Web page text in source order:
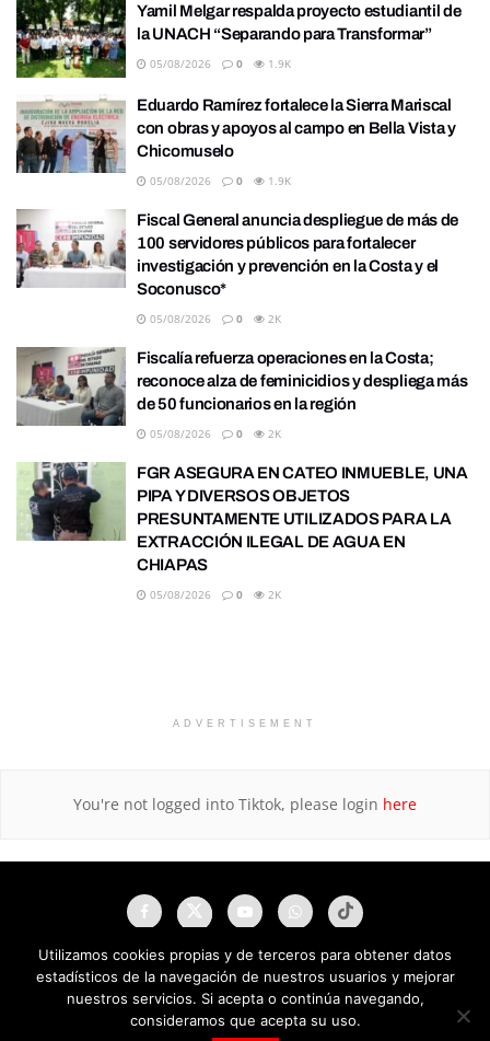
Yamil Melgar respalda proyecto estudiantil de
la UNACH “Separando para Transformar”
05/08/2026 0 1.9K
Eduardo Ramírez fortalece la Sierra Mariscal
con obras y apoyos al campo en Bella Vista y
Chicomuselo
05/08/2026 0 1.9K
Fiscal General anuncia despliegue de más de
100 servidores públicos para fortalecer
investigación y prevención en la Costa y el
Soconusco*
05/08/2026 0 2K
Fiscalía refuerza operaciones en la Costa;
reconoce alza de feminicidios y despliega más
de 50 funcionarios en la región
05/08/2026 0 2K
FGR ASEGURA EN CATEO INMUEBLE, UNA
PIPA Y DIVERSOS OBJETOS
PRESUNTAMENTE UTILIZADOS PARA LA
EXTRACCIÓN ILEGAL DE AGUA EN
CHIAPAS
05/08/2026 0 2K
ADVERTISEMENT
You're not logged into Tiktok, please login here
Utilizamos cookies propias y de terceros para obtener datos
estadísticos de la navegación de nuestros usuarios y mejorar
nuestros servicios. Si acepta o continúa navegando,
consideramos que acepta su uso.